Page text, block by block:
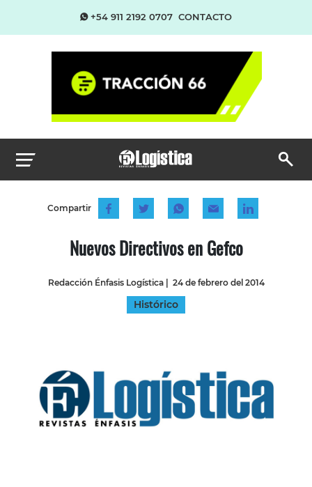
+54 911 2192 0707 CONTACTO
Compartir
Nuevos Directivos en Gefco
Redacción Énfasis Logística| 24 de febrero del 2014
Histórico